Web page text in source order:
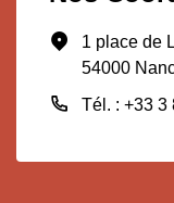
1 place de
54000
Tél. : +33 3